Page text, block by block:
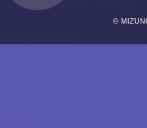
©